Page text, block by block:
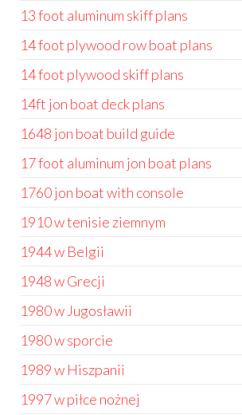
13 foot aluminum skiff plans
14 foot plywood row boat plans
14 foot plywood skiff plans
14ft jon boat deck plans
1648 jon boat build guide
17 foot aluminum jon boat plans
1760 jon boat with console
1910 w tenisie ziemnym
1944 w Belgii
1948 w Grecji
1980 w Jugosławii
1980 w sporcie
1989 w Hiszpanii
1997 w piłce nożnej